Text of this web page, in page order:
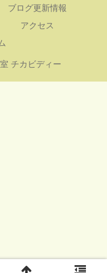
ブログ更新情報
アクセス
チカビディー